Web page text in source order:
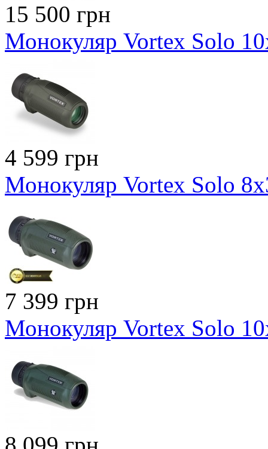
15 500 грн
Монокуляр Vortex Solo
4 599 грн
Монокуляр Vortex Solo
7 399 грн
Монокуляр Vortex Solo